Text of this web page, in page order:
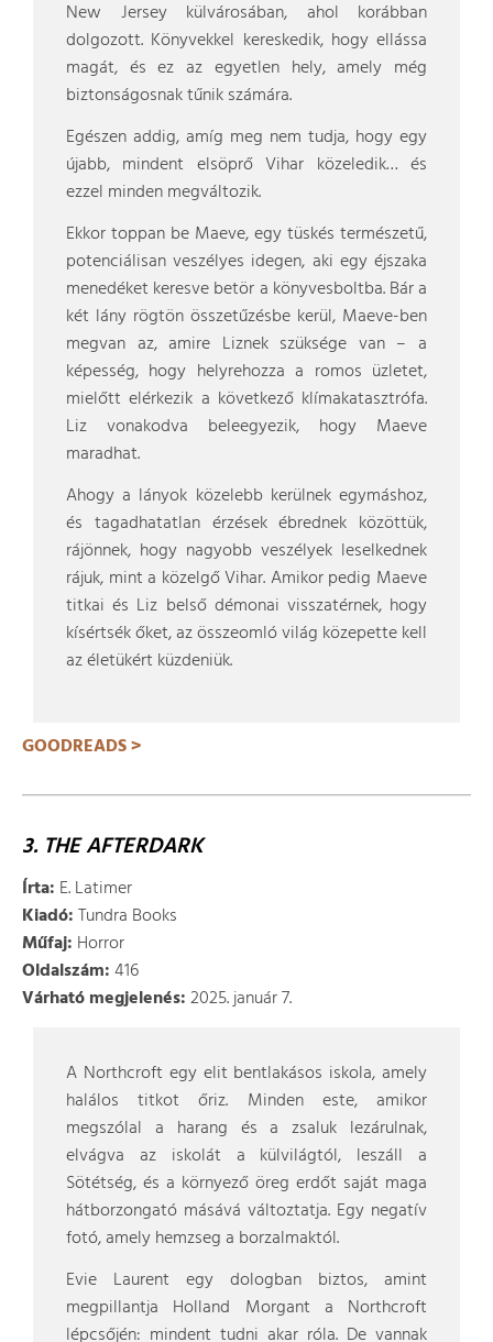
New Jersey külvárosában, ahol korábban
dolgozott. Könyvekkel kereskedik, hogy ellássa
magát, és ez az egyetlen hely, amely még
biztonságosnak tűnik számára.
Egészen addig, amíg meg nem tudja, hogy egy
újabb, mindent elsöprő Vihar közeledik… és
ezzel minden megváltozik.
Ekkor toppan be Maeve, egy tüskés természetű,
potenciálisan veszélyes idegen, aki egy éjszaka
menedéket keresve betör a könyvesboltba. Bár a
két lány rögtön összetűzésbe kerül, Maeve-ben
megvan az, amire Liznek szüksége van – a
képesség, hogy helyrehozza a romos üzletet,
mielőtt elérkezik a következő klímakatasztrófa.
Liz vonakodva beleegyezik, hogy Maeve
maradhat.
Ahogy a lányok közelebb kerülnek egymáshoz,
és tagadhatatlan érzések ébrednek közöttük,
rájönnek, hogy nagyobb veszélyek leselkednek
rájuk, mint a közelgő Vihar. Amikor pedig Maeve
titkai és Liz belső démonai visszatérnek, hogy
kísértsék őket, az összeomló világ közepette kell
az életükért küzdeniük.
GOODREADS >
3. THE AFTERDARK
Írta: E. Latimer
Kiadó:Tundra Books
Műfaj: Horror
Oldalszám:416
Várható megjelenés:2025. január 7.
A Northcroft egy elit bentlakásos iskola, amely
halálos titkot őriz. Minden este, amikor
megszólal a harang és a zsaluk lezárulnak,
elvágva az iskolát a külvilágtól, leszáll a
Sötétség, és a környező öreg erdőt saját maga
hátborzongató másává változtatja. Egy negatív
fotó, amely hemzseg a borzalmaktól.
Evie Laurent egy dologban biztos, amint
megpillantja Holland Morgant a Northcroft
lépcsőjén: mindent tudni akar róla. De vannak